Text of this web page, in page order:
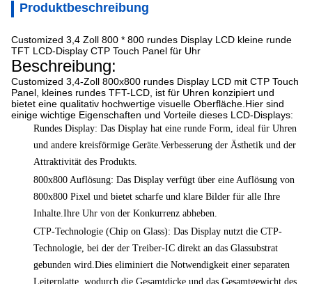
Produktbeschreibung
Customized 3,4 Zoll 800 * 800 rundes Display LCD kleine runde
TFT LCD-Display CTP Touch Panel für Uhr
Beschreibung:
Customized 3,4-Zoll 800x800 rundes Display LCD mit CTP Touch
Panel, kleines rundes TFT-LCD, ist für Uhren konzipiert und
bietet eine qualitativ hochwertige visuelle Oberfläche.Hier sind
einige wichtige Eigenschaften und Vorteile dieses LCD-Displays:
Rundes Display: Das Display hat eine runde Form, ideal für Uhren
und andere kreisförmige Geräte.Verbesserung der Ästhetik und der
Attraktivität des Produkts.
800x800 Auflösung: Das Display verfügt über eine Auflösung von
800x800 Pixel und bietet scharfe und klare Bilder für alle Ihre
Inhalte.Ihre Uhr von der Konkurrenz abheben.
CTP-Technologie (Chip on Glass): Das Display nutzt die CTP-
Technologie, bei der der Treiber-IC direkt an das Glassubstrat
gebunden wird.Dies eliminiert die Notwendigkeit einer separaten
Leiterplatte, wodurch die Gesamtdicke und das Gesamtgewicht des